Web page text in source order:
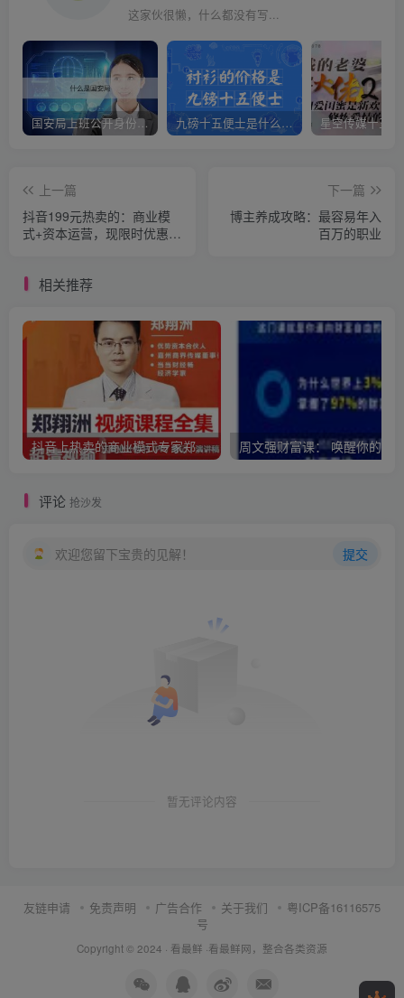
这家伙很懒，什么都没有写...
国安局上班公开身份是什么（国安身份对家人保密吗） 九磅十五便士是什么意思（九磅十五便士是什么梗）
上一篇
抖音199元热卖的：商业模
式+资本运营，现限时优惠只
下一篇
博主养成攻略：最容易年入
百万的职业
相关推荐
抖音上热卖的商业模式专家郑翔洲新商业模式课程，全集价值12980元的课程
评论 抢沙发
欢迎您留下宝贵的见解！ 提交
暂无评论内容
友链申请 免责声明 广告合作 关于我们
粤ICP备16116575
号
Copyright © 2024 · 看最鲜 ·看最鲜网，整合各类资源